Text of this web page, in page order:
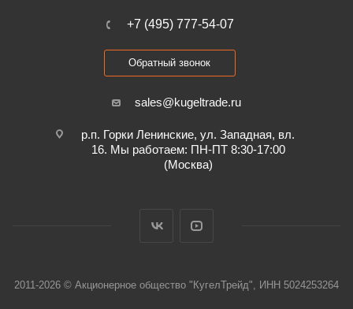
+7 (495) 777-54-07
Обратный звонок
sales@kugeltrade.ru
р.п. Горки Ленинские, ул. Западная, вл.
16. Мы работаем: ПН-ПТ 8:30-17:00
(Москва)
2011-2026 © Акционерное общество "КугелТрейд", ИНН 5024253264